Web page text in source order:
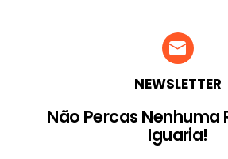
NEWSLETTER
Não Percas Nenhuma
Iguaria!